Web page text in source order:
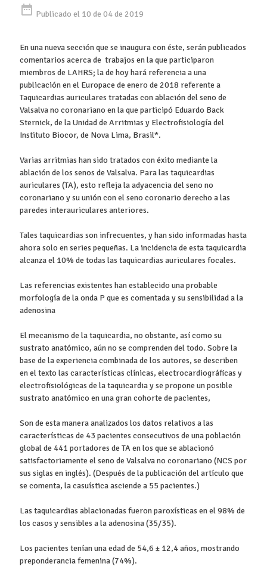
date_range Publicado el 10 de 04 de 2019
En una nueva sección que se inaugura con éste, serán publicados
comentarios acerca de trabajos en la que participaron
miembros de LAHRS; la de hoy hará referencia a una
publicación en el Europace de enero de 2018 referente a
Taquicardias auriculares tratadas con ablación del seno de
Valsalva no coronariano en la que participó Eduardo Back
Sternick, de la Unidad de Arritmias y Electrofisiología del
Instituto Biocor, de Nova Lima, Brasil*.
Varias arritmias han sido tratados con éxito mediante la
ablación de los senos de Valsalva. Para las taquicardias
auriculares (TA), esto refleja la adyacencia del seno no
coronariano y su unión con el seno coronario derecho a las
paredes interauriculares anteriores.
Tales taquicardias son infrecuentes, y han sido informadas hasta
ahora solo en series pequeñas. La incidencia de esta taquicardia
alcanza el 10% de todas las taquicardias auriculares focales.
Las referencias existentes han establecido una probable
morfología de la onda P que es comentada y su sensibilidad a la
adenosina
El mecanismo de la taquicardia, no obstante, así como su
sustrato anatómico, aún no se comprenden del todo. Sobre la
base de la experiencia combinada de los autores, se describen
en el texto las características clínicas, electrocardiográficas y
electrofisiológicas de la taquicardia y se propone un posible
sustrato anatómico en una gran cohorte de pacientes,
Son de esta manera analizados los datos relativos a las
características de 43 pacientes consecutivos de una población
global de 441 portadores de TA en los que se ablacionó
satisfactoriamente el seno de Valsalva no coronariano (NCS por
sus siglas en inglés). (Después de la publicación del artículo que
se comenta, la casuística asciende a 55 pacientes.)
Las taquicardias ablacionadas fueron paroxísticas en el 98% de
los casos y sensibles a la adenosina (35/35).
Los pacientes tenían una edad de 54,6 ± 12,4 años, mostrando
preponderancia femenina (74%).